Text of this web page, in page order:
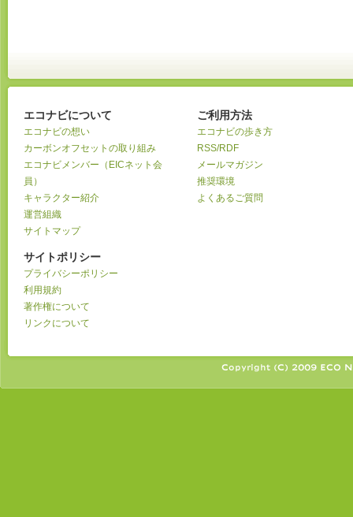
エコナビについて
エコナビの想い
カーボンオフセットの取り組み
エコナビメンバー（EICネット会
員）
キャラクター紹介
運営組織
サイトマップ
サイトポリシー
プライバシーポリシー
利用規約
著作権について
リンクについて
ご利用方法
エコナビの歩き方
RSS/RDF
メールマガジン
推奨環境
よくあるご質問